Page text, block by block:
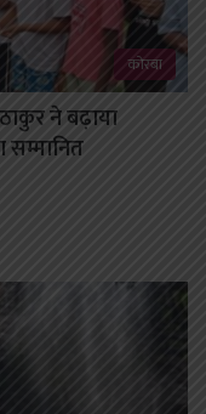
कोरबा
ने बढ़ाया
सम्मानित